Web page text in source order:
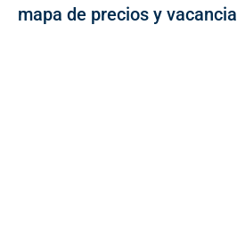
mapa de precios y vacancia